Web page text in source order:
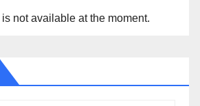
not available at the moment.